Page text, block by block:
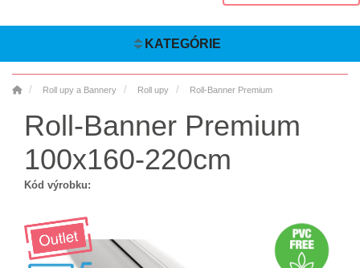
KATEGÓRIE
Roll upy a Bannery Roll upy Roll-Banner Premium
Roll-Banner Premium
100x160-220cm
Kód výrobku: